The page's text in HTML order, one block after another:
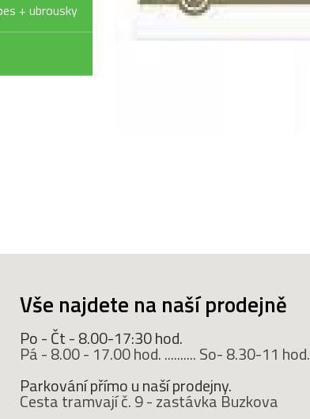
+ ubrousky
Vše najdete na naší prodejně
Po - Čt - 8.00-17:30 hod.
Pá - 8.00 - 17.00 hod. .......... So- 8.30-11 hod.
Parkování přímo u naší prodejny.
Cesta tramvají č. 9 - zastávka Buzkova